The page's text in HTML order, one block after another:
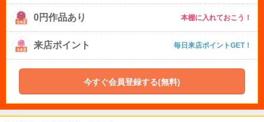
0円作品あり 本棚に入れておこう！
来店ポイント 毎日来店ポイントGET！
今すぐ会員登録する(無料)